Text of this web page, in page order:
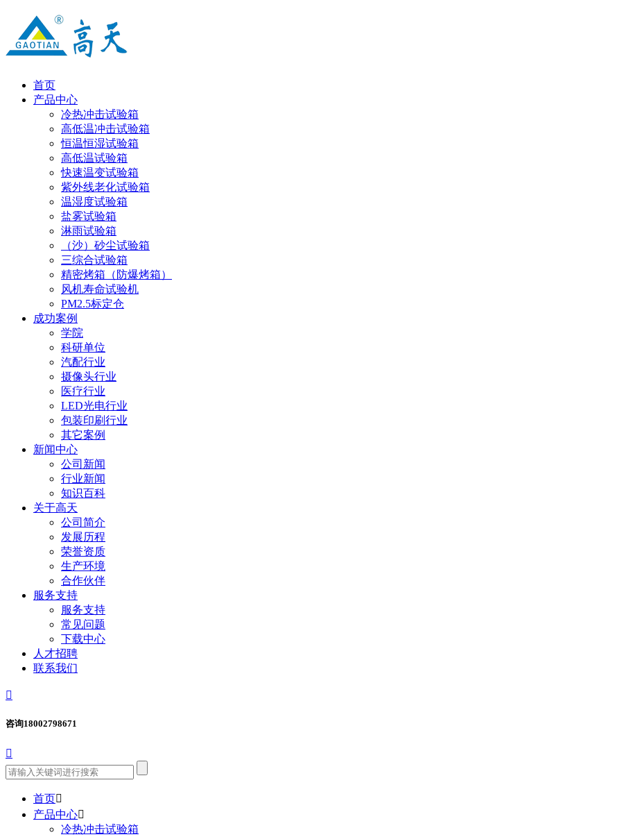
首页
产品中心
冷热冲击试验箱
高低温冲击试验箱
恒温恒湿试验箱
高低温试验箱
快速温变试验箱
紫外线老化试验箱
温湿度试验箱
盐雾试验箱
淋雨试验箱
（沙）砂尘试验箱
三综合试验箱
精密烤箱（防爆烤箱）
风机寿命试验机
PM2.5标定仓
成功案例
学院
科研单位
汽配行业
摄像头行业
医疗行业
LED光电行业
包装印刷行业
其它案例
新闻中心
公司新闻
行业新闻
知识百科
关于高天
公司简介
发展历程
荣誉资质
生产环境
合作伙伴
服务支持
服务支持
常见问题
下载中心
人才招聘
联系我们

咨询18002798671

首页
产品中心
冷热冲击试验箱